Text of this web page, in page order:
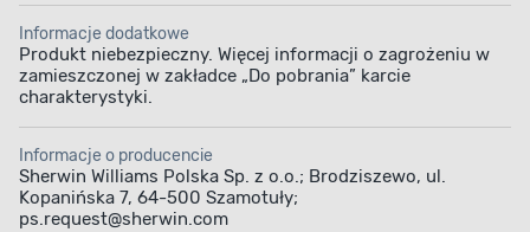
Informacje dodatkowe
Produkt niebezpieczny. Więcej informacji o zagrożeniu w
zamieszczonej w zakładce „Do pobrania” karcie
charakterystyki.
Informacje o producencie
Sherwin Williams Polska Sp. z o.o.; Brodziszewo, ul.
Kopanińska 7, 64-500 Szamotuły;
ps.request@sherwin.com